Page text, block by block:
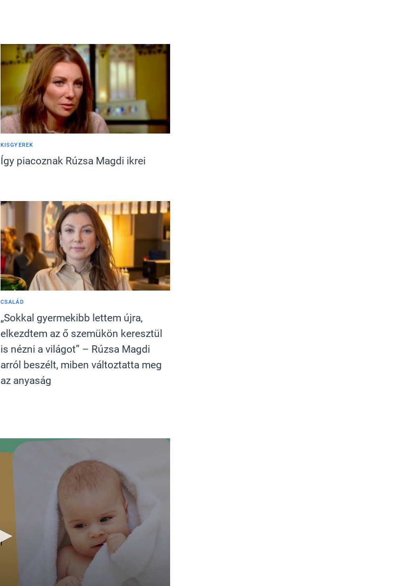
KISGYEREK
Így piacoznak Rúzsa Magdi ikrei
CSALÁD
„Sokkal gyermekibb lettem újra,
elkezdtem az ő szemükön keresztül
is nézni a világot” – Rúzsa Magdi
arról beszélt, miben változtatta meg
az anyaság